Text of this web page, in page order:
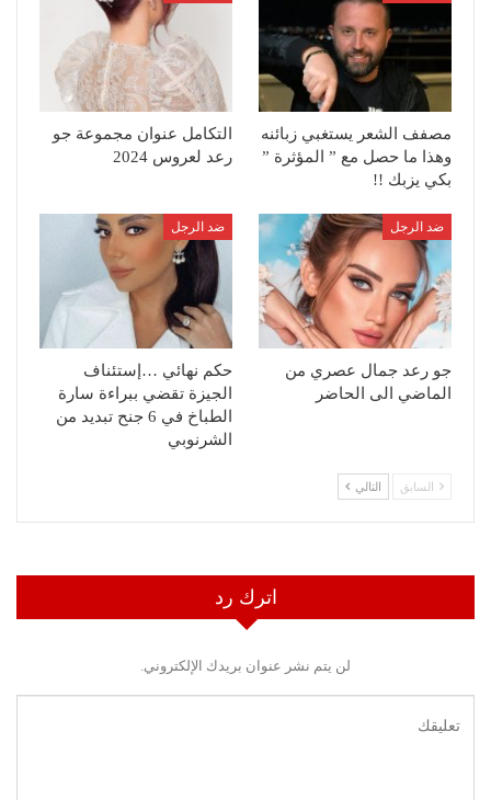
مصفف الشعر يستغبي زبائنه
وهذا ما حصل مع ” المؤثرة ”
بكي يزبك !!
التكامل عنوان مجموعة جو
رعد لعروس 2024
ضد الرجل
جو رعد جمال عصري من
الماضي الى الحاضر
ضد الرجل
حكم نهائي …إستئناف
الجيزة تقضي ببراءة سارة
الطباخ في 6 جنح تبديد من
الشرنوبي
السابق التالي
اترك رد
لن يتم نشر عنوان بريدك الإلكتروني.